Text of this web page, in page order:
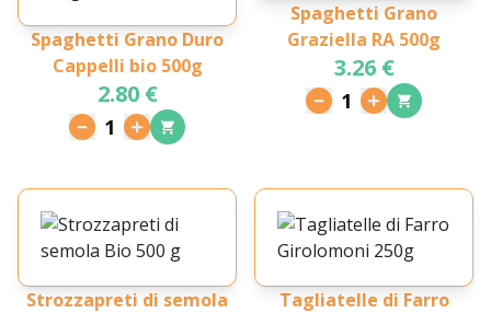
Spaghetti Grano Duro
Cappelli bio 500g
2.80 €
1
Spaghetti Grano
Graziella RA 500g
3.26 €
1
Strozzapreti di semola
Tagliatelle di Farro